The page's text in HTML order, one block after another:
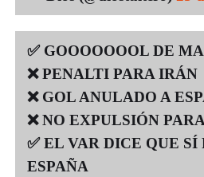
✅ GOOOOOOOL DE
❌ PENALTI PARA IRÁN
❌ GOL ANULADO A
❌ NO EXPULSIÓN
✅ EL VAR DICE QUE SÍ
ESPAÑA